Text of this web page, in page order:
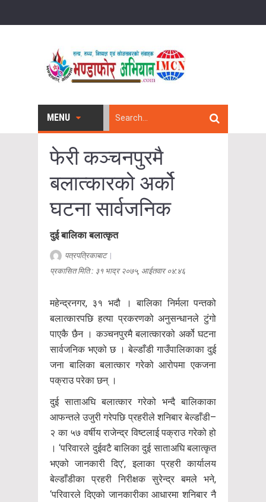
MENU
फेरी कञ्चनपुरमै
बलात्कारको अर्को
घटना सार्वजनिक
दुई बालिका बलात्कृत
पत्रपत्रिकाबाट|
प्रकासित मिति : ३१ भाद्र २०७५, आईतवार ०४:४६
महेन्द्रनगर, ३१ भदौ । बालिका निर्मला पन्तको
बलात्कारपछि हत्या प्रकरणको अनुसन्धानले टुंगो
पाएकै छैन । कञ्चनपुरमै बलात्कारको अर्को घटना
सार्वजनिक भएको छ । बेल्डाँडी गाउँपालिकाका दुई
जना बालिका बलात्कार गरेको आरोपमा एकजना
पक्राउ परेका छन् ।
दुई साताअघि बलात्कार गरेको भन्दै बालिकाका
आफन्तले उजुरी गरेपछि प्रहरीले शनिबार बेल्डाँडी–
२ का ५७ वर्षीय राजेन्द्र विष्टलाई पक्राउ गरेको हो
। ‘परिवारले दुईवटै बालिका दुई साताअघि बलात्कृत
भएको जानकारी दिए’, इलाका प्रहरी कार्यालय
बेल्डाँडीका प्रहरी निरीक्षक सुरेन्द्र बमले भने,
‘परिवारले दिएको जानकारीका आधारमा शनिबार नै